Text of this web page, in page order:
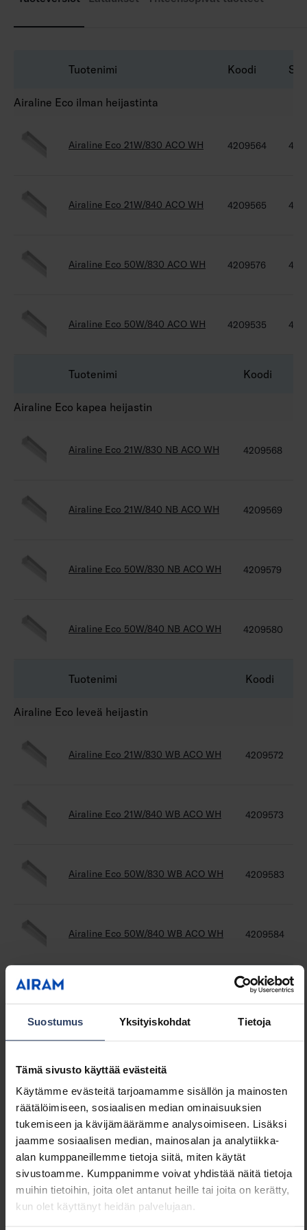
Suostumus Yksityiskohdat Tietoja
Tämä sivusto käyttää evästeitä
Käytämme evästeitä tarjoamamme sisällön ja mainosten
räätälöimiseen, sosiaalisen median ominaisuuksien
tukemiseen ja kävijämäärämme analysoimiseen. Lisäksi
jaamme sosiaalisen median, mainosalan ja analytiikka-
alan kumppaneillemme tietoja siitä, miten käytät
sivustoamme. Kumppanimme voivat yhdistää näitä tietoja
muihin tietoihin, joita olet antanut heille tai joita on kerätty,
kun olet käyttänyt heidän palvelujaan.
Värilämpötiloissa on vaihtoehtoina 2700 K,
Tilauksesta CRI > 90. Saatavana myös
jonoasennettavilla malleilla. Tilauksesta
Tuotenimi Koodi
Airaline Eco ilman heijastinta
Airaline Eco 21W/830 ACO WH 4209564
Airaline Eco 21W/840 ACO WH 4209565
Airaline Eco 50W/830 ACO WH 4209576
Airaline Eco 50W/840 ACO WH 4209535
Tuotenimi Koodi
Airaline Eco kapea heijastin
Airaline Eco 21W/830 NB ACO WH 4209568
Airaline Eco 21W/840 NB ACO WH 4209569
Airaline Eco 50W/830 NB ACO WH 4209579
Airaline Eco 50W/840 NB ACO WH 4209580
Tuotenimi Koodi
Airaline Eco leveä heijastin
Airaline Eco 21W/830 WB ACO WH 4209572
Airaline Eco 21W/840 WB ACO WH 4209573
Airaline Eco 50W/830 WB ACO WH 4209583
Airaline Eco 50W/840 WB ACO WH 4209584
Koodi
Airaline Eco Dali ilman heijastinta
Airaline Eco 21W/840 DA2 ACO WH 4209567
Airaline Eco 50W/830 DA2 ACO WH 4209577